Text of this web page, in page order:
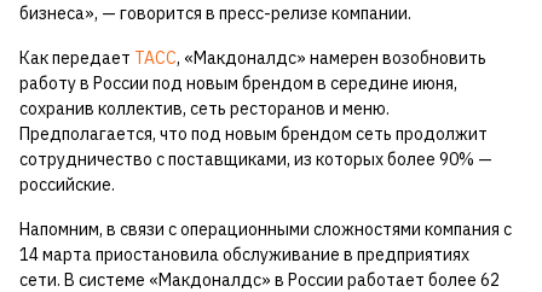
бизнеса», — говорится в пресс-релизе компании.
Как передает ТАСС, «Макдоналдс» намерен возобновить
работу в России под новым брендом в середине июня,
сохранив коллектив, сеть ресторанов и меню.
Предполагается, что под новым брендом сеть продолжит
сотрудничество с поставщиками, из которых более 90% —
российские.
Напомним, в связи с операционными сложностями компания с
14 марта приостановила обслуживание в предприятиях
сети. В системе «Макдоналдс» в России работает более 62